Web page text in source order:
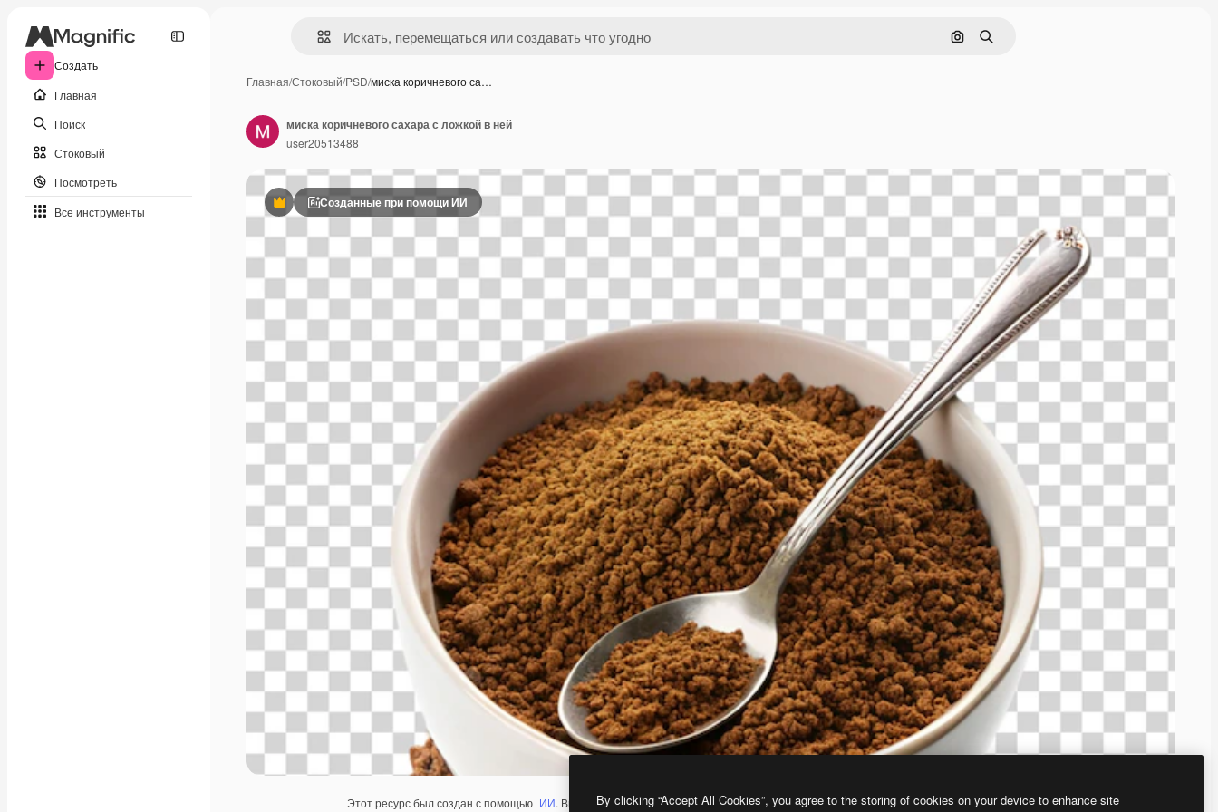
Создать
Главная
Поиск
Стоковый
Посмотреть
Все инструменты
Поиск по изображению
Поиск
Главная/Стоковый/PSD/миска коричневого са…
ПремиумСозданные при помощи ИИ
Этот ресурс был создан с помощью ИИ. Вы можете создать свой собственный с помощью нашего генератора изображений на основе ИИ.
миска коричневого сахара с ложкой в ней
user20513488
By clicking “Accept All Cookies”, you agree to the storing of cookies on your device to enhance site